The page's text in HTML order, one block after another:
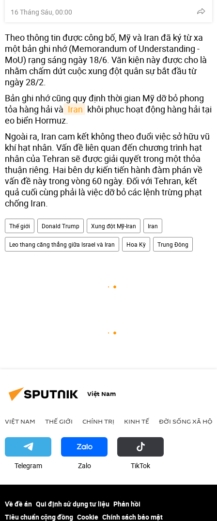
16 Tháng Sáu, 00:00
Theo thông tin được công bố, Mỹ và Iran đã ký từ xa
một bản ghi nhớ (Memorandum of Understanding -
MoU) rạng sáng ngày 18/6. Văn kiện này được cho là
nhằm chấm dứt cuộc xung đột quân sự bắt đầu từ
ngày 28/2.
Bản ghi nhớ cũng quy định thời gian Mỹ dỡ bỏ phong
tỏa hàng hải và Iran khôi phục hoạt động hàng hải tại
eo biển Hormuz.
Ngoài ra, Iran cam kết không theo đuổi việc sở hữu vũ
khí hạt nhân. Vấn đề liên quan đến chương trình hạt
nhân của Tehran sẽ được giải quyết trong một thỏa
thuận riêng. Hai bên dự kiến tiến hành đàm phán về
vấn đề này trong vòng 60 ngày. Đối với Tehran, kết
quả cuối cùng phải là việc dỡ bỏ các lệnh trừng phạt
chống Iran.
Thế giới Donald Trump Xung đột Mỹ-Iran Iran
Leo thang căng thẳng giữa Israel và Iran Hoa Kỳ Trung Đông
Việt Nam
VIỆT NAM THẾ GIỚI CHÍNH TRỊ KINH TẾ ĐỜI SỐNG XÃ HỘI
Telegram Zalo ТikТоk
Về đề án Qui định sử dụng tư liệu Phản hồi
Tiêu chuẩn cộng đồng Cookie Chính sách bảo mật